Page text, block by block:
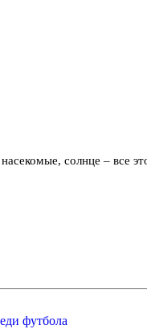
солнце – все
футбола